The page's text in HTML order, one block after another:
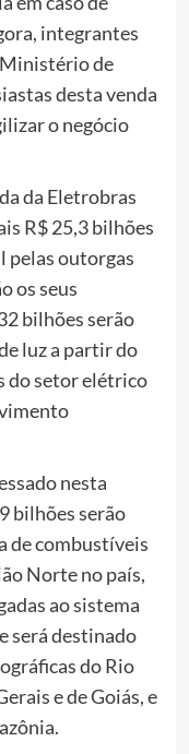
integrantes
de
desta venda
o negócio
da Eletrobras
R$ 25,3 bilhões
pelas outorgas
os seus
bilhões serão
luz a partir do
do setor elétrico
nesta
bilhões serão
de combustíveis
Norte no país,
ao sistema
será destinado
do Rio
e de Goiás, e